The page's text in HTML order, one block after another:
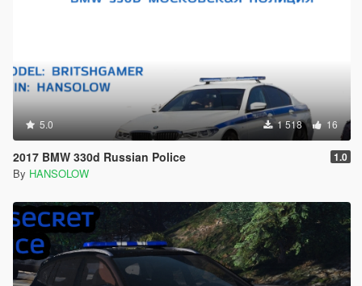
5.0 1 518 16
2017 BMW 330d Russian Police 1.0
By HANSOLOW